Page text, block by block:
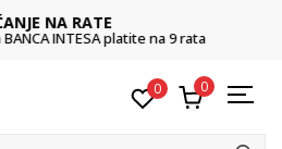
NA RATE
INTESA platite na 9 rata
0 0